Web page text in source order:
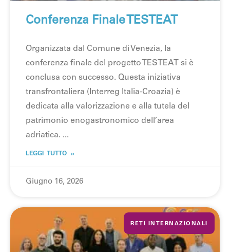
Conferenza Finale TESTEAT
Organizzata dal Comune di Venezia, la
conferenza finale del progetto TESTEAT si è
conclusa con successo. Questa iniziativa
transfrontaliera (Interreg Italia-Croazia) è
dedicata alla valorizzazione e alla tutela del
patrimonio enogastronomico dell’area
adriatica.
LEGGI TUTTO »
Giugno 16, 2026
RETI INTERNAZIONALI